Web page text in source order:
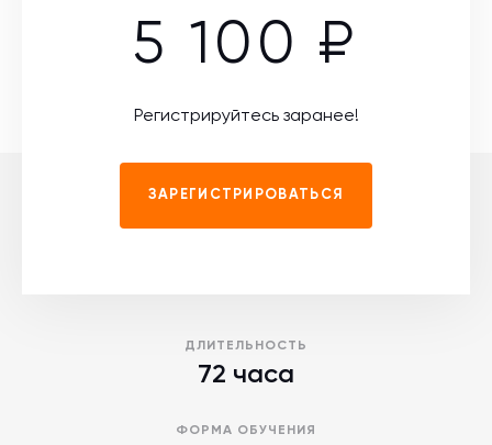
5 100 ₽
Регистрируйтесь заранее!
ЗАРЕГИСТРИРОВАТЬСЯ
ДЛИТЕЛЬНОСТЬ
72 часа
ФОРМА ОБУЧЕНИЯ